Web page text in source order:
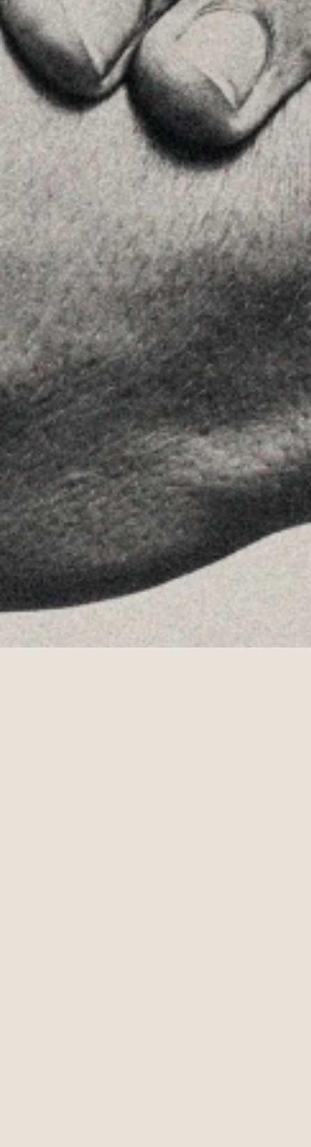
Príncipe de Vergara, 108 , 5ª planta
28002 , Madrid
+34 915759925
Ver en Google Maps
MENU
Home
La Firma
Equipo
Asesoramiento
Insights
Contactar
SÍGUENOS
Linkedin
Instagram
Youtube
Allyon — Barcelona, Spain
Copyrights © 2026 AVISO LEGAL·
POLÍTICA DE COOKIES · POLÍTICA DE PRIVACIDAD
·